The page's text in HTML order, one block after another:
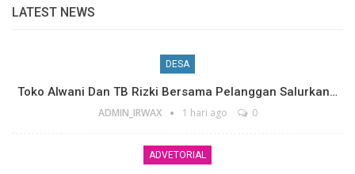
LATEST NEWS
DESA
Toko Alwani Dan TB Rizki Bersama Pelanggan Salurkan…
ADMIN_IRWAX 1 hari ago 0
ADVETORIAL